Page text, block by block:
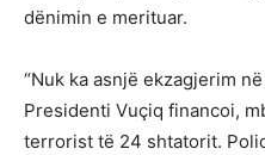
dënimin e merituar.
“Nuk ka asnjë ekzagjerim
Presidenti Vuçiq financoi,
terrorist të 24 shtatorit.